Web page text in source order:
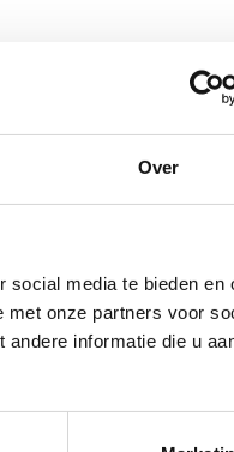
Over
media te bieden en
met onze partners voor
informatie die u
Schoonmaken
Pvc-vloer laten leggen
Wat is pvc